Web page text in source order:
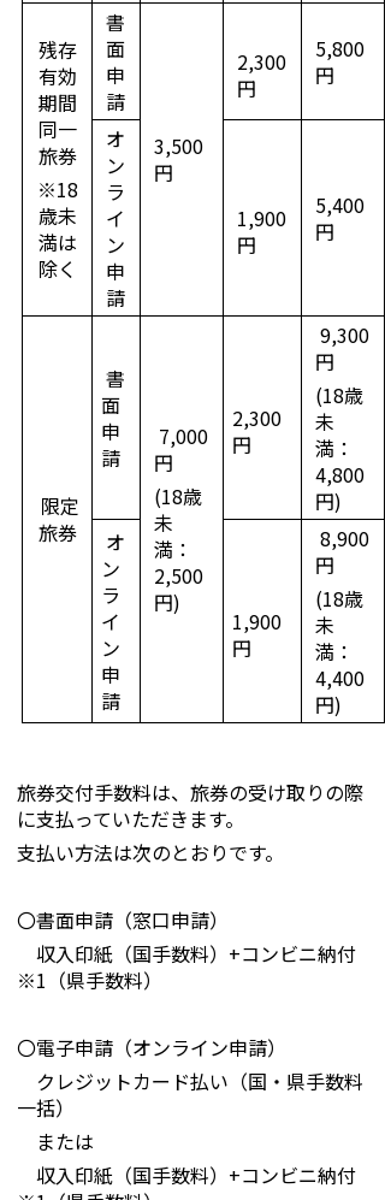
残存
有効
期間
同一
旅券
※18
歳未
満は
除く
書
面
申
請
3,500
円
2,300
円
5,800
円
オ
ン
ラ
イ
ン
申
請
1,900
円
5,400
円
限定
旅券
書
面
申
請
7,000
円
(18歳
未
満：
2,500
円)
2,300
円
9,300
円
(18歳
未
満：
4,800
円)
オ
ン
ラ
イ
ン
申
請
1,900
円
8,900
円
(18歳
未
満：
4,400
円)
旅券交付手数料は、旅券の受け取りの際
に支払っていただきます。
支払い方法は次のとおりです。
〇書面申請（窓口申請）
収入印紙（国手数料）+コンビニ納付
※1（県手数料）
〇電子申請（オンライン申請）
クレジットカード払い（国・県手数料
一括）
または
収入印紙（国手数料）+コンビニ納付